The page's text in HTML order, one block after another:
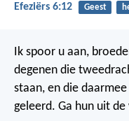
Efeziërs 6:12 Geest
Ik spoor u aan,
degenen die
staan, en die
geleerd. Ga hun uit de